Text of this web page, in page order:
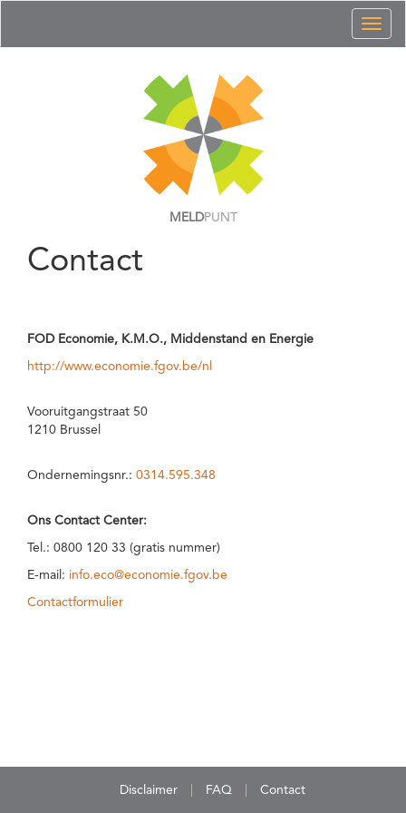
MELDPUNT
Contact
FOD Economie, K.M.O., Middenstand en Energie
http://www.economie.fgov.be/nl
Vooruitgangstraat 50
1210 Brussel
Ondernemingsnr.: 0314.595.348
Ons Contact Center:
Tel.: 0800 120 33 (gratis nummer)
E-mail: info.eco@economie.fgov.be
Contactformulier
Disclaimer FAQ Contact